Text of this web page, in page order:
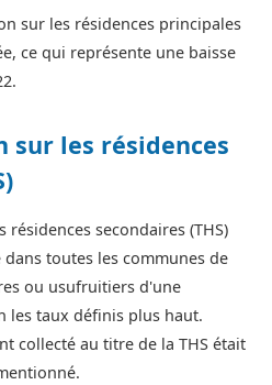
sur les résidences principales
ce qui représente une baisse
sur les résidences
secondaires (THS)
toutes les communes de
ou usufruitiers d'une
les taux définis plus haut.
collecté au titre de la THS était